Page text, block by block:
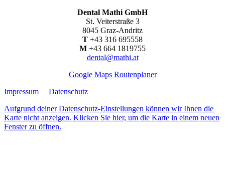
Dental Mathi GmbH
St. Veiterstraße 3
8045 Graz-Andritz
T +43 316 695558
M +43 664 1819755
dental@mathi.at
Google Maps Routenplaner
Impressum
Datenschutz
Aufgrund deiner Datenschutz-Einstellungen können wir Ihnen die
Karte nicht anzeigen. Klicken Sie hier, um die Karte in einem neuen
Fenster zu öffnen.